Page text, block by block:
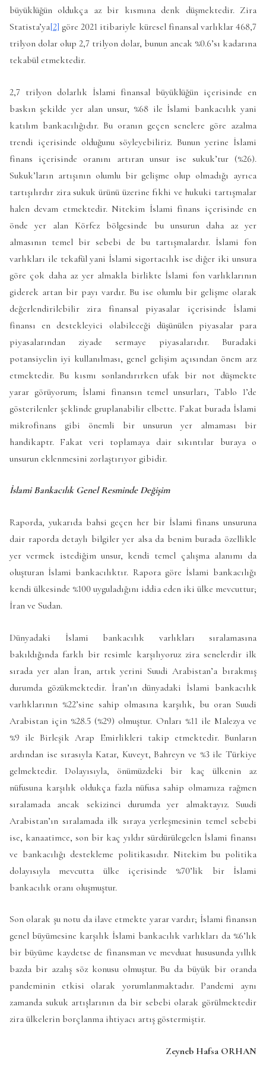
büyüklüğün oldukça az bir kısmına denk düşmektedir. Zira
Statista’ya[2] göre 2021 itibariyle küresel finansal varlıklar 468,7
trilyon dolar olup 2,7 trilyon dolar, bunun ancak %0.6’sı kadarına
tekabül etmektedir.
2,7 trilyon dolarlık İslami finansal büyüklüğün içerisinde en
baskın şekilde yer alan unsur, %68 ile İslami bankacılık yani
katılım bankacılığıdır. Bu oranın geçen senelere göre azalma
trendi içerisinde olduğunu söyleyebiliriz. Bunun yerine İslami
finans içerisinde oranını artıran unsur ise sukuk’tur (%26).
Sukuk’ların artışının olumlu bir gelişme olup olmadığı ayrıca
tartışılırdır zira sukuk ürünü üzerine fıkhi ve hukuki tartışmalar
halen devam etmektedir. Nitekim İslami finans içerisinde en
önde yer alan Körfez bölgesinde bu unsurun daha az yer
almasının temel bir sebebi de bu tartışmalardır. İslami fon
varlıkları ile tekafül yani İslami sigortacılık ise diğer iki unsura
göre çok daha az yer almakla birlikte İslami fon varlıklarının
giderek artan bir payı vardır. Bu ise olumlu bir gelişme olarak
değerlendirilebilir zira finansal piyasalar içerisinde İslami
finansı en destekleyici olabileceği düşünülen piyasalar para
piyasalarından ziyade sermaye piyasalarıdır. Buradaki
potansiyelin iyi kullanılması, genel gelişim açısından önem arz
etmektedir. Bu kısmı sonlandırırken ufak bir not düşmekte
yarar görüyorum; İslami finansın temel unsurları, Tablo 1’de
gösterilenler şeklinde gruplanabilir elbette. Fakat burada İslami
mikrofinans gibi önemli bir unsurun yer almaması bir
handikaptr. Fakat veri toplamaya dair sıkıntılar buraya o
unsurun eklenmesini zorlaştırıyor gibidir.
İslami Bankacılık Genel Resminde Değişim
Raporda, yukarıda bahsi geçen her bir İslami finans unsuruna
dair raporda detaylı bilgiler yer alsa da benim burada özellikle
yer vermek istediğim unsur, kendi temel çalışma alanımı da
oluşturan İslami bankacılıktır. Rapora göre İslami bankacılığı
kendi ülkesinde %100 uyguladığını iddia eden iki ülke mevcuttur;
İran ve Sudan.
Dünyadaki İslami bankacılık varlıkları sıralamasına
bakıldığında farklı bir resimle karşılıyoruz zira senelerdir ilk
sırada yer alan İran, artık yerini Suudi Arabistan’a bırakmış
durumda gözükmektedir. İran’ın dünyadaki İslami bankacılık
varlıklarının %22’sine sahip olmasına karşılık, bu oran Suudi
Arabistan için %28.5 (%29) olmuştur. Onları %11 ile Malezya ve
%9 ile Birleşik Arap Emirlikleri takip etmektedir. Bunların
ardından ise sırasıyla Katar, Kuveyt, Bahreyn ve %3 ile Türkiye
gelmektedir. Dolayısıyla, önümüzdeki bir kaç ülkenin az
nüfusuna karşılık oldukça fazla nüfusa sahip olmamıza rağmen
sıralamada ancak sekizinci durumda yer almaktayız. Suudi
Arabistan’ın sıralamada ilk sıraya yerleşmesinin temel sebebi
ise, kanaatimce, son bir kaç yıldır sürdürülegelen İslami finansı
ve bankacılığı destekleme politikasıdır. Nitekim bu politika
dolayısıyla mevcutta ülke içerisinde %70’lik bir İslami
bankacılık oranı oluşmuştur.
Son olarak şu notu da ilave etmekte yarar vardır; İslami finansın
genel büyümesine karşılık İslami bankacılık varlıkları da %6’lık
bir büyüme kaydetse de finansman ve mevduat hususunda yıllık
bazda bir azalış söz konusu olmuştur. Bu da büyük bir oranda
pandeminin etkisi olarak yorumlanmaktadır. Pandemi aynı
zamanda sukuk artışlarının da bir sebebi olarak görülmektedir
zira ülkelerin borçlanma ihtiyacı artış göstermiştir.
Zeyneb Hafsa ORHAN